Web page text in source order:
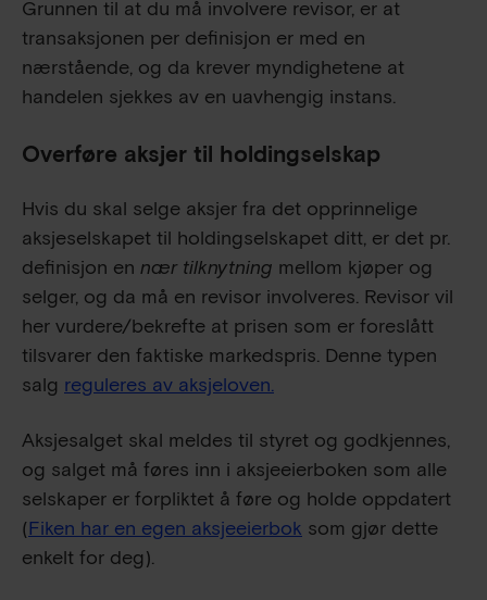
Grunnen til at du må involvere revisor, er at
transaksjonen per definisjon er med en
nærstående, og da krever myndighetene at
handelen sjekkes av en uavhengig instans.
Overføre aksjer til holdingselskap
Hvis du skal selge aksjer fra det opprinnelige
aksjeselskapet til holdingselskapet ditt, er det pr.
definisjon en nær tilknytning mellom kjøper og
selger, og da må en revisor involveres. Revisor vil
her vurdere/bekrefte at prisen som er foreslått
tilsvarer den faktiske markedspris. Denne typen
salg reguleres av aksjeloven.
Aksjesalget skal meldes til styret og godkjennes,
og salget må føres inn i aksjeeierboken som alle
selskaper er forpliktet å føre og holde oppdatert
(Fiken har en egen aksjeeierbok som gjør dette
enkelt for deg).